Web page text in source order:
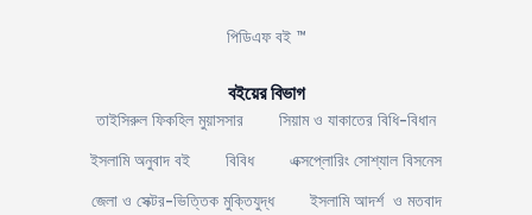
পিডিএফ বই ™
বইয়ের বিভাগ
তাইসিরুল ফিকহিল মুয়াসসার
সিয়াম ও যাকাতের বিধি-বিধান
ইসলামি অনুবাদ বই
বিবিধ
এক্সপ্লোরিং সোশ্যাল বিসনেস
জেলা ও সেক্টর-ভিত্তিক মুক্তিযুদ্ধ
ইসলামি আদর্শ ও মতবাদ